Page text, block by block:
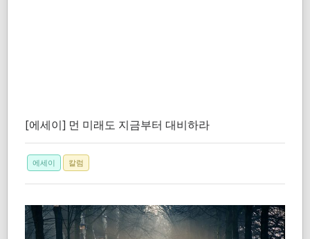
[에세이] 먼 미래도 지금부터 대비하라
에세이 칼럼